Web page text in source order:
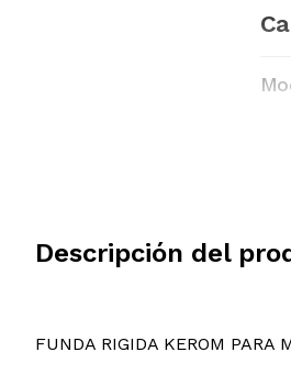
Descripción del
FUNDA RIGIDA KEROM PARA